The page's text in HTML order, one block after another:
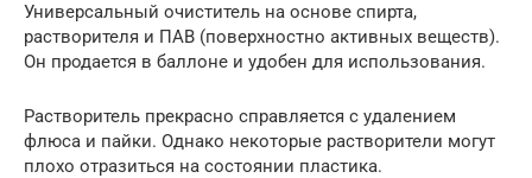
Универсальный очиститель на основе спирта,
растворителя и ПАВ (поверхностно активных веществ).
Он продается в баллоне и удобен для использования.
Растворитель прекрасно справляется с удалением
флюса и пайки. Однако некоторые растворители могут
плохо отразиться на состоянии пластика.